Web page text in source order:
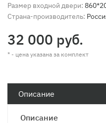
Размер входной двери:
Страна-производитель:
32 000 руб.
* - цена указана за комплект
Описание
Описание